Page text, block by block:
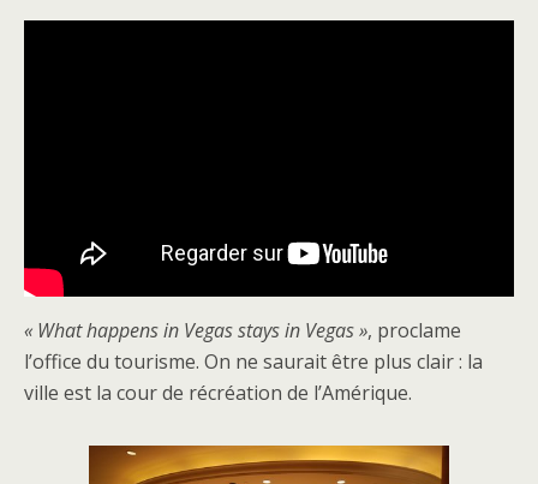
« What happens in Vegas stays in Vegas », proclame
l’office du tourisme. On ne saurait être plus clair : la
ville est la cour de récréation de l’Amérique.